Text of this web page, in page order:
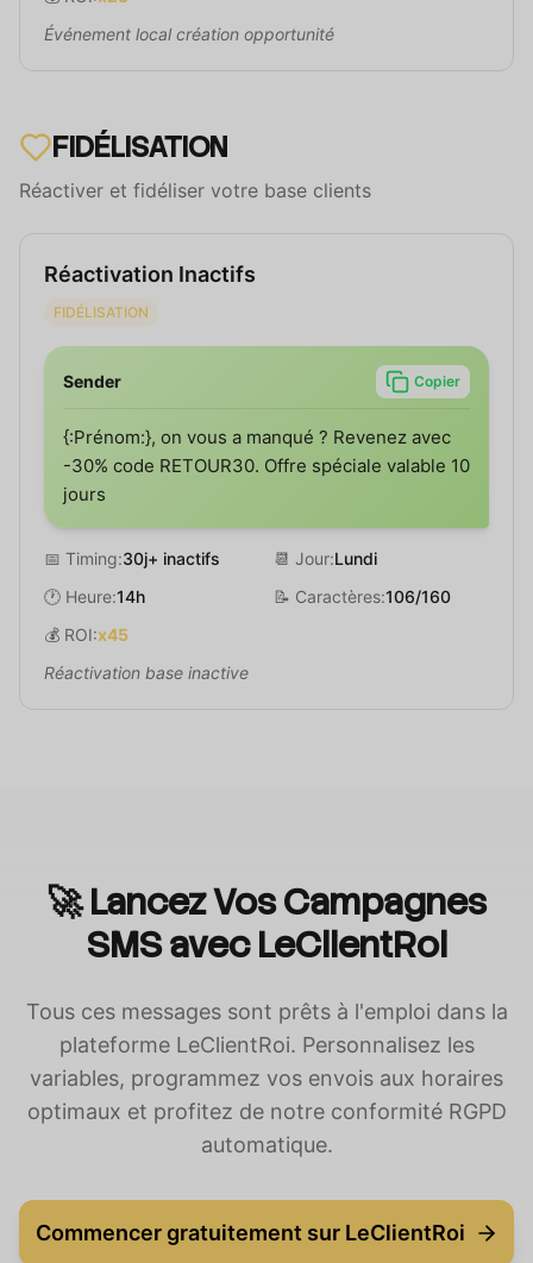
Événement local création opportunité
FIDÉLISATION
Réactiver et fidéliser votre base clients
Réactivation Inactifs
FIDÉLISATION
Sender Copier
{:Prénom:}, on vous a manqué ? Revenez avec
-30% code RETOUR30. Offre spéciale valable 10
jours
📅 Timing:30j+ inactifs 📆 Jour:Lundi
🕐 Heure:14h 📝 Caractères:106/160
💰 ROI:x45
Réactivation base inactive
🚀 Lancez Vos Campagnes
SMS avec LeClientRoi
Tous ces messages sont prêts à l'emploi dans la
plateforme LeClientRoi. Personnalisez les
variables, programmez vos envois aux horaires
optimaux et profitez de notre conformité RGPD
automatique.
Commencer gratuitement sur LeClientRoi